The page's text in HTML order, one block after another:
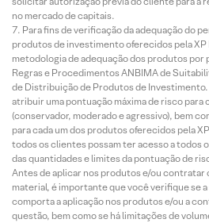
no mercado de capitais.
Para fins de verificação da adequação do
produtos de investimento oferecidos pela
metodologia de adequação dos produtos por
Regras e Procedimentos ANBIMA de
de Distribuição de Produtos de
atribuir uma pontuação máxima de risco para
(conservador, moderado e agressivo), bem
para cada um dos produtos oferecidos pela
todos os clientes possam ter acesso a todos
das quantidades e limites da pontuação de
Antes de aplicar nos produtos e/ou
material, é importante que você verifique se
comporta a aplicação nos produtos e/ou a
questão, bem como se há limitações de